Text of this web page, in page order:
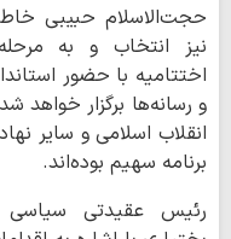
حجت‌الاسلام حبیبی
نیز انتخاب و به
اختتامیه با حضور
و رسانه‌ها برگزار خواهد
انقلاب اسلامی و سایر
برنامه سهیم بوده‌اند.
رئیس عقیدتی سیاسی